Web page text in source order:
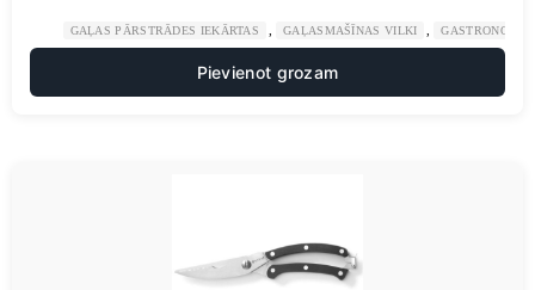
GAĻAS PĀRSTRĀDES IEKĀRTAS GAĻASMAŠĪNAS VILKI
Pievienot grozam